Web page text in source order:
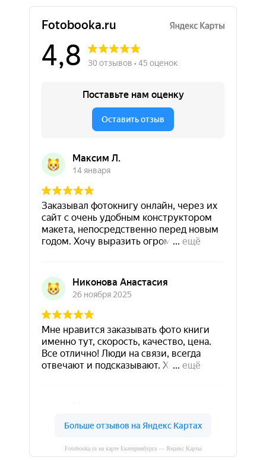
Fotobooka.ru на карте Екатеринбурга — Яндекс Карты